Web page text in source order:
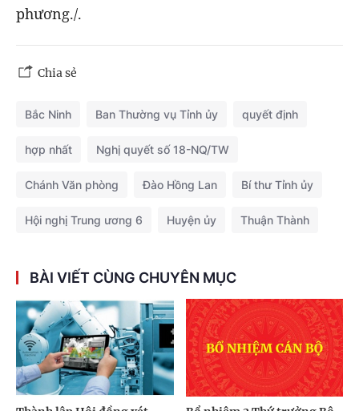
phương./.
Chia sẻ
Bắc Ninh Ban Thường vụ Tỉnh ủy quyết định
hợp nhất Nghị quyết số 18-NQ/TW
Chánh Văn phòng Đào Hồng Lan Bí thư Tỉnh ủy
Hội nghị Trung ương 6 Huyện ủy Thuận Thành
BÀI VIẾT CÙNG CHUYÊN MỤC